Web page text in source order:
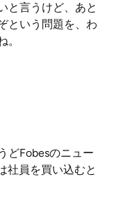
と言うけど、あと
という問題を、わ
。
どFobesのニュー
社員を買い込むと